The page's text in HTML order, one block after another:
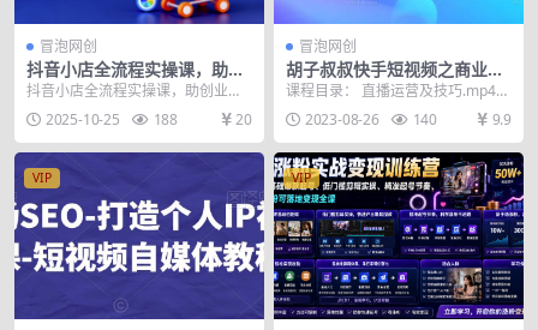
冒泡网创
抖音小店全流程实操课，助创
业者商家系统掌握抖店运营精
髓
抖音小店全流程实操课，助创业者
商家系统掌握抖店运营精髓 课程介
绍： 课程涵盖​​...
2025-10-25 188 20
冒泡网创
胡子叔叔快手短视频之商业营
销新玩法，抓住短视频创业风
口
课程目录： 直播运营及技巧.mp4
直播的策划与脚本.mp4 影视小程序
搭建.m...
2023-08-26 140 9.9
VIP VIP